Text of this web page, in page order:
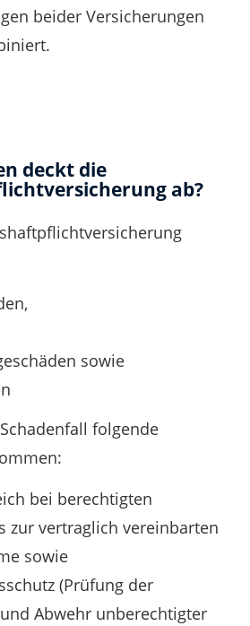
beider Versicherungen
deckt die
ab?
sowie
folgende
bei berechtigten
zur vertraglich vereinbarten
sowie
(Prüfung der
Abwehr unberechtigter